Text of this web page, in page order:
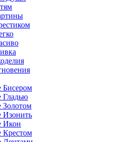
Икон